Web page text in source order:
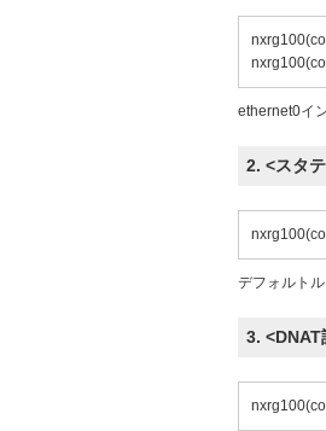
ethernet0イ
2. <スタ
デフォルトル
3. <DNAT